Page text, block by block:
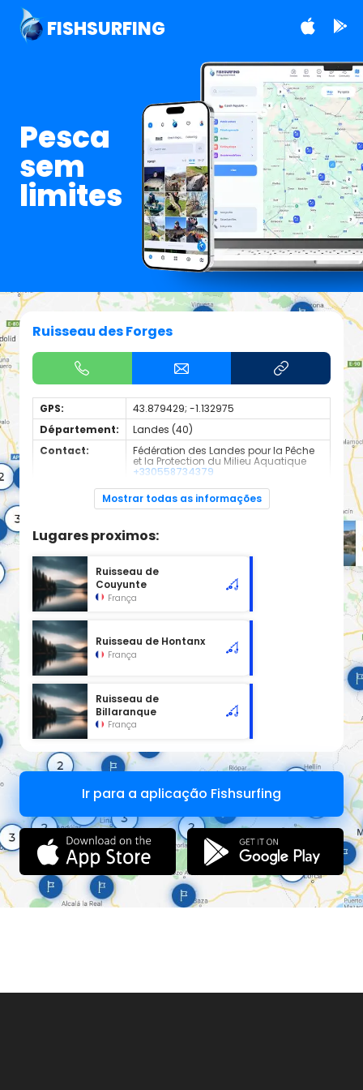
FISHSURFING
Pesca
sem
limites
Ruisseau des Forges
GPS:
43.879429; -1.132975
Département:
Landes (40)
Contact:
Fédération des Landes pour la Pêche
et la Protection du Milieu Aquatique
+330558734379
Espèces de
Truite Fario
catégorie piscicole à cet emplacement.
Mostrar todas as informações
Lugares proximos:
Ruisseau de
Couyunte
França
Ruisseau de Hontanx
França
Ruisseau de
Billaranque
França
Ir para a aplicação Fishsurfing